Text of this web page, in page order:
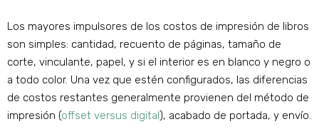
Los mayores impulsores de los costos de impresión de libros
son simples: cantidad, recuento de páginas, tamaño de
corte, vinculante, papel, y si el interior es en blanco y negro o
a todo color. Una vez que estén configurados, las diferencias
de costos restantes generalmente provienen del método de
impresión (offset versus digital ), acabado de portada, y envío.